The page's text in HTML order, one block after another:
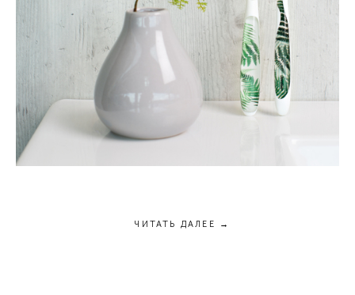
ЧИТАТЬ ДАЛЕЕ →